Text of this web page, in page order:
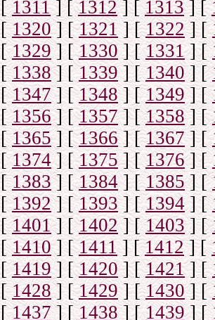
[1311] [1312] [1313] [
[1320] [1321] [1322] [
[1329] [1330] [1331] [
[1338] [1339] [1340] [
[1347] [1348] [1349] [
[1356] [1357] [1358] [
[1365] [1366] [1367] [
[1374] [1375] [1376] [
[1383] [1384] [1385] [
[1392] [1393] [1394] [
[1401] [1402] [1403] [
[1410] [1411] [1412] [
[1419] [1420] [1421] [
[1428] [1429 ] [1430] [
[1437] [1438] [1439] [